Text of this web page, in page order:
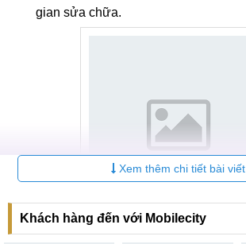
gian sửa chữa.
Xem thêm chi tiết bài viết
Khách hàng đến với Mobilecity